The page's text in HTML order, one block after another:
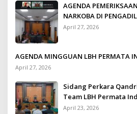
AGENDA
NARKOBA DI
April 27, 2026
AGENDA MINGGUAN LBH PERMATA
April 27, 2026
Sidang Perkara
Team LBH Permata
April 23, 2026